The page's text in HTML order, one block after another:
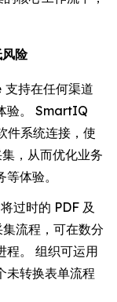
险
支持在任何渠道
验。 SmartIQ
件系统连接，使
，从而优化业务
体验。
过时的 PDF 及
流程，可在数分
程。 组织可运用
未转换表单流程